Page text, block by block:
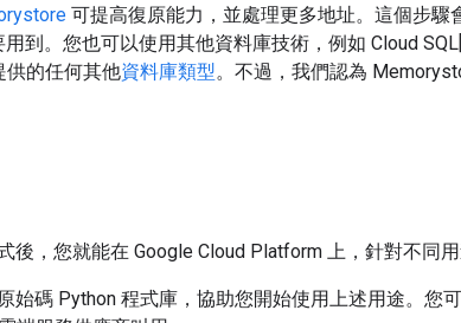
可提高復原能力，並處理更多地址。這個步
用到。您也可以使用其他資料庫技術，例如 Cloud
供的任何其他資料庫類型。不過，我們認為
後，您就能在 Google Cloud Platform 上，針對不同
始碼 Python 程式庫，協助您開始使用上述用途。您